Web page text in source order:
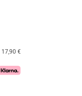
17,90 €